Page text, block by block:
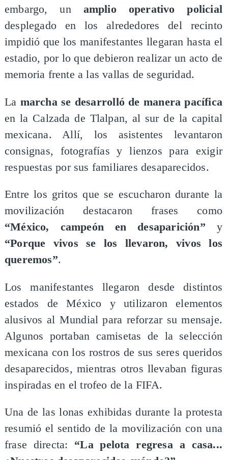
embargo, un amplio operativo policial
desplegado en los alrededores del recinto
impidió que los manifestantes llegaran hasta el
estadio, por lo que debieron realizar un acto de
memoria frente a las vallas de seguridad.
La marcha se desarrolló de manera pacífica
en la Calzada de Tlalpan, al sur de la capital
mexicana. Allí, los asistentes levantaron
consignas, fotografías y lienzos para exigir
respuestas por sus familiares desaparecidos.
Entre los gritos que se escucharon durante la
movilización destacaron frases como
“México, campeón en desaparición” y
“Porque vivos se los llevaron, vivos los
queremos”.
Los manifestantes llegaron desde distintos
estados de México y utilizaron elementos
alusivos al Mundial para reforzar su mensaje.
Algunos portaban camisetas de la selección
mexicana con los rostros de sus seres queridos
desaparecidos, mientras otros llevaban figuras
inspiradas en el trofeo de la FIFA.
Una de las lonas exhibidas durante la protesta
resumió el sentido de la movilización con una
frase directa: “La pelota regresa a casa...